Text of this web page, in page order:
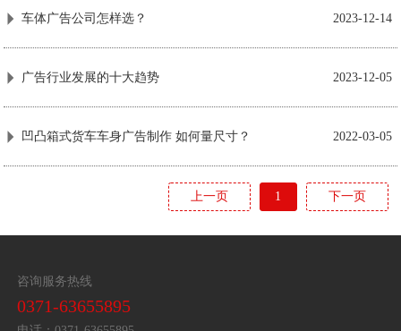
车体广告公司怎样选？ 2023-12-14
广告行业发展的十大趋势 2023-12-05
凹凸箱式货车车身广告制作 如何量尺寸？ 2022-03-05
上一页 1 下一页
咨询服务热线
0371-63655895